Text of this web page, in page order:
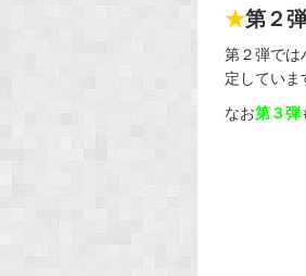
★第２
第２弾では
定していま
なお第３弾